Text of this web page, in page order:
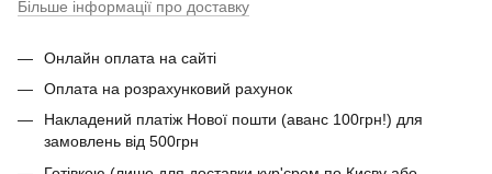
Більше інформації про доставку
Онлайн оплата на сайті
Оплата на розрахунковий рахунок
Накладений платіж Нової пошти (аванс 100грн!) для
замовлень від 500грн